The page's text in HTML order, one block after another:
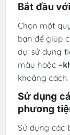
Bắt đầu
Chọn một
bạn để giúp
dụ: sử dụng
màu hoặc
khoảng cách.
Sử dụng
phương
Sử dụng các